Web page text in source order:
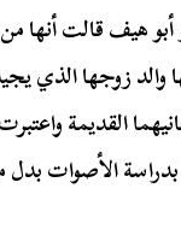
هيف قالت أنها
والد زوجها الذي
القديمة
بدراسة الأصوات